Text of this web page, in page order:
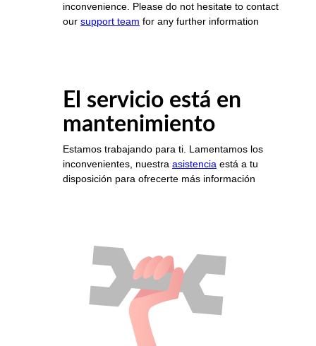
inconvenience. Please do not hesitate to contact
our support team for any further information
El servicio está en
mantenimiento
Estamos trabajando para ti. Lamentamos los
inconvenientes, nuestra asistencia está a tu
disposición para ofrecerte más información